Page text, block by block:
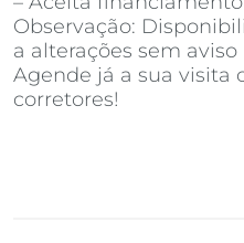
Observação:
a alterações sem
Agende já a sua visita
corretores!